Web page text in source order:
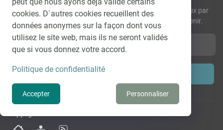
Recevez régulièrement et gratuitement nos prévisions de taux par
e-mail et découvrez comment les intérêts vont évoluer à l’avenir.
Soumettre
cookies. D`autres cookies recueillent des
données anonymes sur la façon dont vous
utilisez le site web, mais ils ne seront validés
que si vous donnez votre accord.
Politique de confidentialité
Accepter Personnaliser